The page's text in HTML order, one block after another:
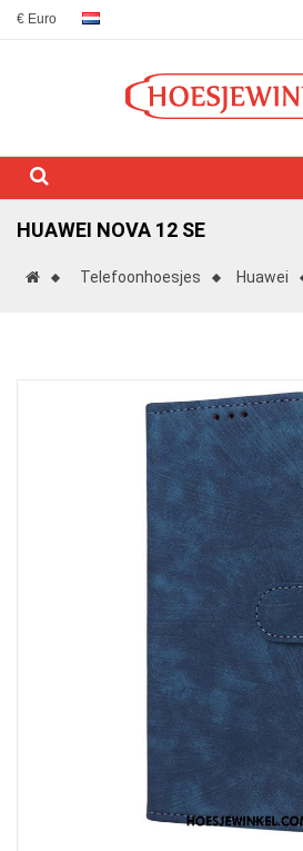
€ Euro
HUAWEI NOVA 12 SE
Telefoonhoesjes Huawei